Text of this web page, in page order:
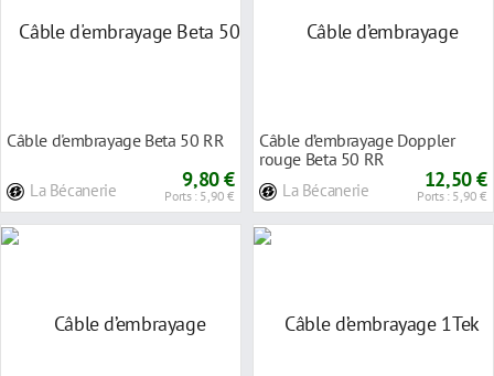
Câble d'embrayage Beta 50 RR
La Bécanerie 9,80 €
Ports : 5,90 €
Câble d’embrayage Doppler
rouge Beta 50 RR
La Bécanerie 12,50 €
Ports : 5,90 €